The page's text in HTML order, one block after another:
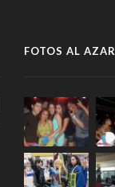
FOTOS AL AZAR